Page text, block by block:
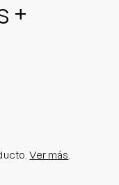
+
Ver más